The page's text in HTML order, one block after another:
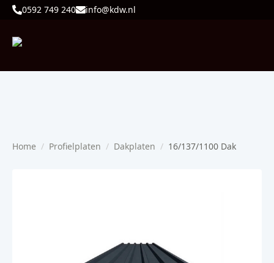
0592 749 240 info@kdw.nl
Home Profielplaten Dakplaten 16/137/1100 Dak